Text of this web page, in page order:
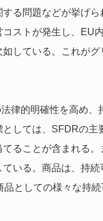
る問題などが挙げ
ストが発生し、EU
している。これが
律的明確性を高め、
しては、SFDRの主
ることが含まれる
いる。商品は、持
としての様々な持